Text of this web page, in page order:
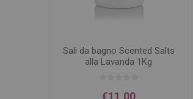
Sali da bagno Scented Salts
alla Lavanda 1Kg
€11,00